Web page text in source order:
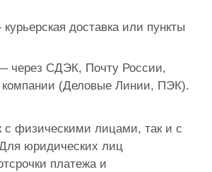
доставка или пункты
через СДЭК, Почту России,
компании (Деловые Линии, ПЭК).
с физическими лицами, так и с
юридических лиц
платежа и